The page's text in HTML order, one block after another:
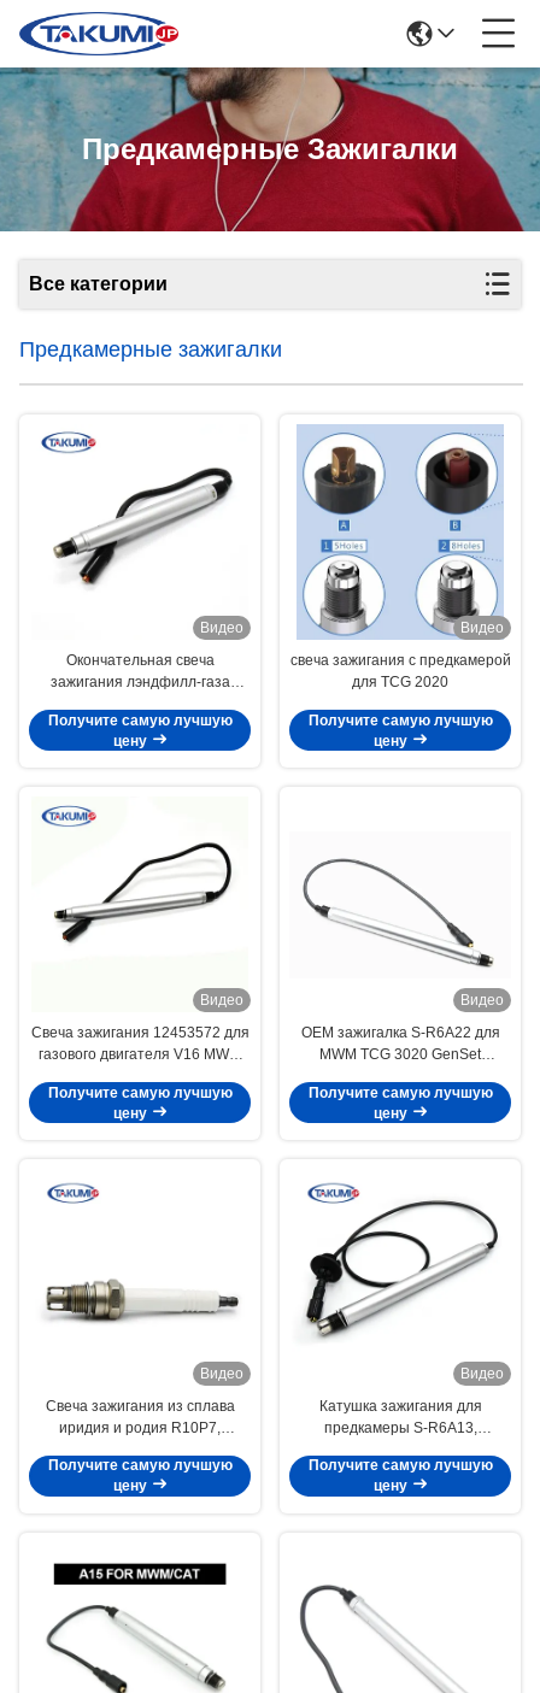
Предкамерные Зажигалки
Все категории
Предкамерные зажигалки
Видео
Окончательная свеча
зажигания лэндфилл-газа
для вашего газового двигателя
TCG 2016 CHP
Получите самую лучшую
цену
Видео
свеча зажигания с предкамерой
для TCG 2020
Получите самую лучшую
цену
Видео
Свеча зажигания 12453572 для
газового двигателя V16 MWM
Получите самую лучшую
цену
Видео
OEM зажигалка S-R6A22 для
MWM TCG 3020 GenSet
Получите самую лучшую
цену
Видео
Свеча зажигания из сплава
иридия и родия R10P7,
312, 316, 320
Получите самую лучшую
цену
Видео
Катушка зажигания для
предкамеры S-R6A13,
серии TGC 2020
Получите самую лучшую
цену